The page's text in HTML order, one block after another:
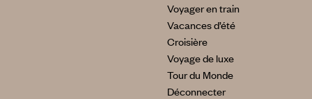
Voyager en train
Vacances d’été
Croisière
Voyage de luxe
Tour du Monde
Déconnecter